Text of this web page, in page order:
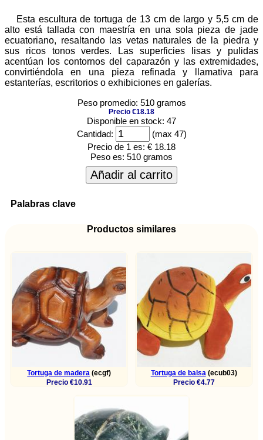
Esta escultura de tortuga de 13 cm de largo y 5,5 cm de
alto está tallada con maestría en una sola pieza de jade
ecuatoriano, resaltando las vetas naturales de la piedra y
sus ricos tonos verdes. Las superficies lisas y pulidas
acentúan los contornos del caparazón y las extremidades,
convirtiéndola en una pieza refinada y llamativa para
estanterías, escritorios o exhibiciones en galerías.
Peso promedio: 510 gramos
Precio €18.18
Disponible en stock: 47
Cantidad:
(max 47)
Precio de 1 es: € 18.18
Peso es: 510 gramos
Añadir al carrito
Palabras clave
Productos similares
Tortuga de madera (ecgf)
Precio €10.91
Tortuga de balsa(ecub03)
Precio €4.77